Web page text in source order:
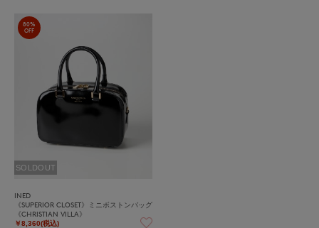
80%
OFF
SOLDOUT
INED
《SUPERIOR CLOSET》ミニボストンバッグ
《CHRISTIAN VILLA》
￥8,360(税込)